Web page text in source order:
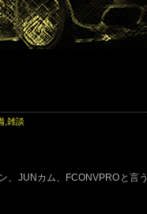
雑談
、JUNカム、FCONVPROと言う